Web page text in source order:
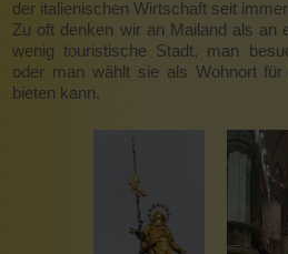
der italienischen Wirtschaft seit
Zu oft denken wir an Mailand als an
wenig touristische Stadt, man
oder man wählt sie als Wohnort
bieten kann.